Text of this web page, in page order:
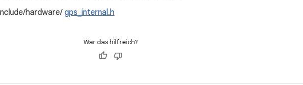
hardware/ gps_internal.h
War das hilfreich?